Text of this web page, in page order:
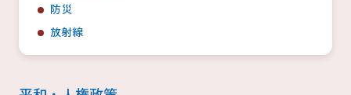
防災
放射線